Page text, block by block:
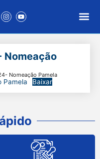
Nomeação
Nomeação Pamela
Pamela Baixar